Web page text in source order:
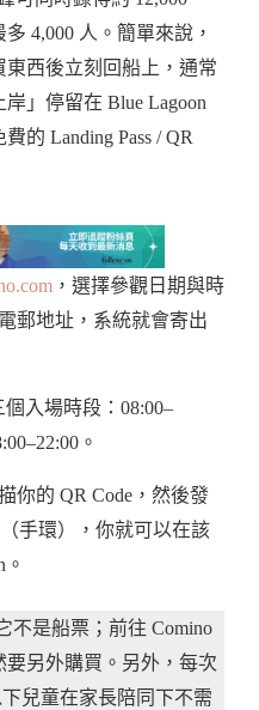
4,000 人。簡單來說，
西後立刻回船上，通常
」停留在 Blue Lagoon
的 Landing Pass / QR
，選擇參觀日期與時
郵地址，系統就會寄出
入場時段：08:00–
。
你的 QR Code，然後發
手環），你就可以在該
不是船票；前往 Comino
另外購買。另外，每次
兒童在家長陪同下不需